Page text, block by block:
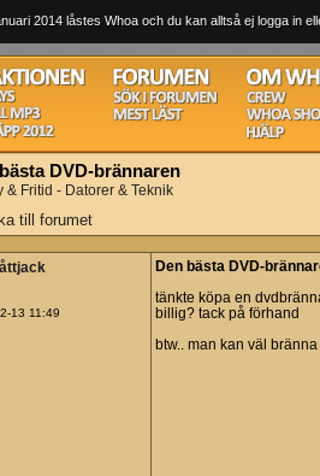
2014 låstes Whoa och du kan alltså ej logga in
DVD-brännaren
& Fritid - Datorer & Teknik
till forumet
13 11:49
Den bästa DVD-
tänkte köpa en
billig? tack på förhand
btw.. man kan väl